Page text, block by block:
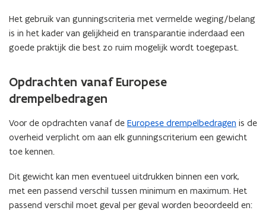
Het gebruik van gunningscriteria met vermelde weging/belang
is in het kader van gelijkheid en transparantie inderdaad een
goede praktijk die best zo ruim mogelijk wordt toegepast.
Opdrachten vanaf Europese
drempelbedragen
Voor de opdrachten vanaf de Europese drempelbedragen is de
overheid verplicht om aan elk gunningscriterium een gewicht
toe kennen.
Dit gewicht kan men eventueel uitdrukken binnen een vork,
met een passend verschil tussen minimum en maximum. Het
passend verschil moet geval per geval worden beoordeeld en: